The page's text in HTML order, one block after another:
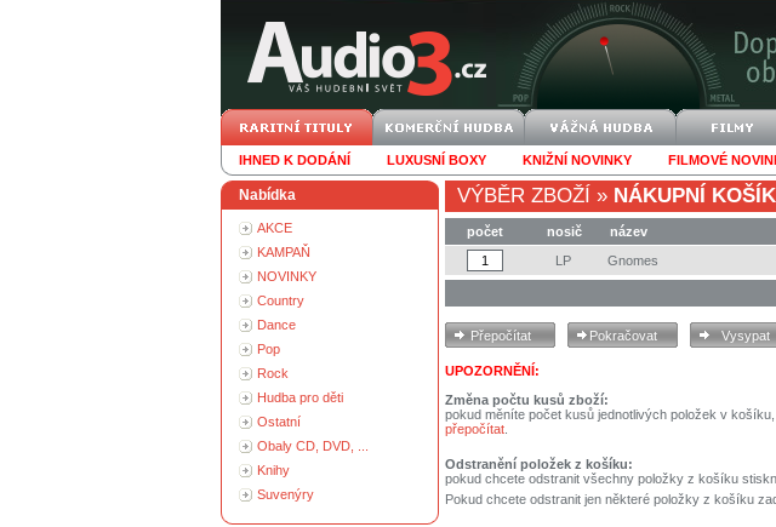
IHNED K DODÁNÍ LUXUSNÍ BOXY KNIŽNÍ NOVINKY FILMOVÉ
Nabídka
AKCE
KAMPAŇ
NOVINKY
Country
Dance
Pop
Rock
Hudba pro děti
Ostatní
Obaly CD, DVD, ...
Knihy
Suvenýry
VÝBĚR ZBOŽÍ » NÁKUPNÍ KOŠÍK
počet nosič název
LP
Gnomes
UPOZORNĚNÍ:
Změna počtu kusů zboží:
pokud měníte počet kusů jednotlivých položek v
přepočítat
Odstranění položek z košíku:
pokud chcete odstranit všechny položky z košíku
Pokud chcete odstranit jen některé položky z košíku